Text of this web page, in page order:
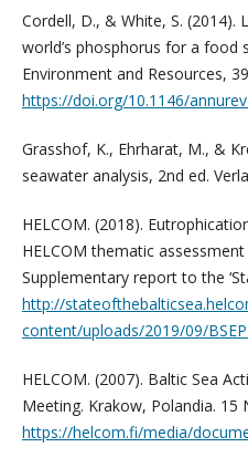
Cordell, D., & White, S. (2014).
world’s phosphorus for a food
Environment and Resources,
https://doi.org/10.1146/
Grasshof, K., Ehrharat, M., &
seawater analysis, 2nd ed.
HELCOM. (2018).
HELCOM thematic
Supplementary report to the
http://
content/uploads/2019/09/
HELCOM. (2007). Baltic Sea
Meeting. Krakow, Polandia. 15
https://helcom.fi/media/